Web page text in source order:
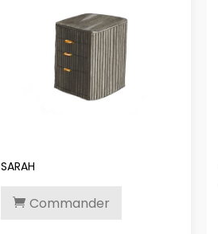
SARAH
Commander